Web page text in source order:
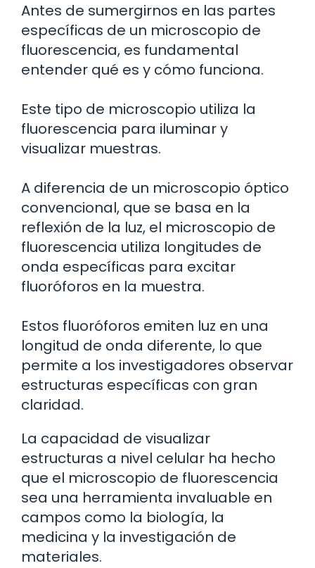
Antes de sumergirnos en las partes
específicas de un microscopio de
fluorescencia, es fundamental
entender qué es y cómo funciona.
Este tipo de microscopio utiliza la
fluorescencia para iluminar y
visualizar muestras.
A diferencia de un microscopio óptico
convencional, que se basa en la
reflexión de la luz, el microscopio de
fluorescencia utiliza longitudes de
onda específicas para excitar
fluoróforos en la muestra.
Estos fluoróforos emiten luz en una
longitud de onda diferente, lo que
permite a los investigadores observar
estructuras específicas con gran
claridad.
La capacidad de visualizar
estructuras a nivel celular ha hecho
que el microscopio de fluorescencia
sea una herramienta invaluable en
campos como la biología, la
medicina y la investigación de
materiales.